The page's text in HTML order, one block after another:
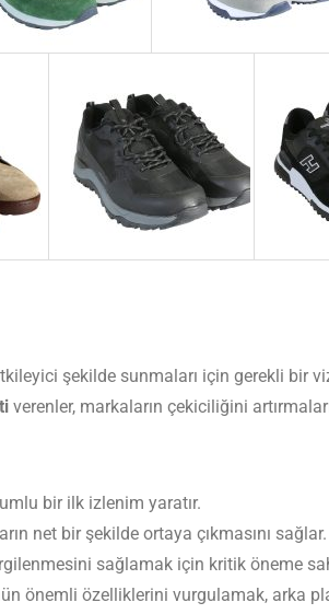
şekilde sunmaları için gerekli bir
verenler, markaların çekiciliğini
bir ilk izlenim yaratır.
net bir şekilde ortaya çıkmasını sağlar.
sağlamak için kritik öneme
önemli özelliklerini vurgulamak, arka